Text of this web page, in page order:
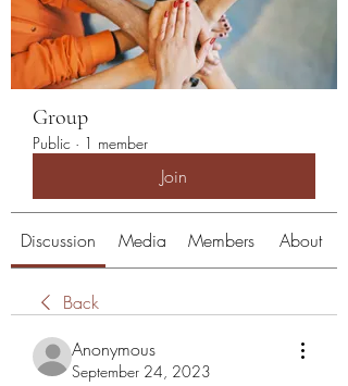
Group
Public · 1 member
Join
Discussion Media Members About
Back
Anonymous
September 24, 2023